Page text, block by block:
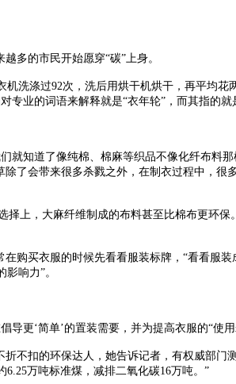
多的市民开始愿穿“碳”上身。
洗涤过92次，洗后用烘干机烘干，再平均花
业的词语来解释就是“衣年轮”，而其指的就
知道了像纯棉、棉麻等织品不像化纤布料
了会带来很多杀戮之外，在制衣过程中，很
上，大麻纤维制成的布料甚至比棉布更环保
买衣服的时候先看看服装标牌，“看看服装
响力”。
更‘简单’的置装需要，并为提高衣服的“使用
不扣的环保达人，她告诉记者，有权威部门
万吨标准煤，减排二氧化碳16万吨。”